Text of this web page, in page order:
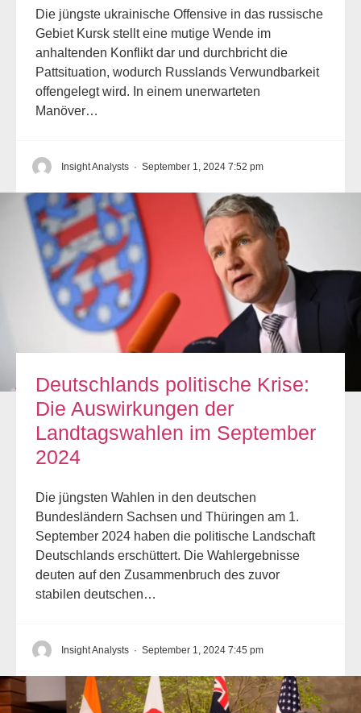
Die jüngste ukrainische Offensive in das russische
Gebiet Kursk stellt eine mutige Wende im
anhaltenden Konflikt dar und durchbricht die
Pattsituation, wodurch Russlands Verwundbarkeit
offengelegt wird. In einem unerwarteten
Manöver…
Insight Analysts · September 1, 2024 7:52 pm
Deutschlands politische Krise:
Die Auswirkungen der
Landtagswahlen im September
2024
Die jüngsten Wahlen in den deutschen
Bundesländern Sachsen und Thüringen am 1.
September 2024 haben die politische Landschaft
Deutschlands erschüttert. Die Wahlergebnisse
deuten auf den Zusammenbruch des zuvor
stabilen deutschen…
Insight Analysts · September 1, 2024 7:45 pm